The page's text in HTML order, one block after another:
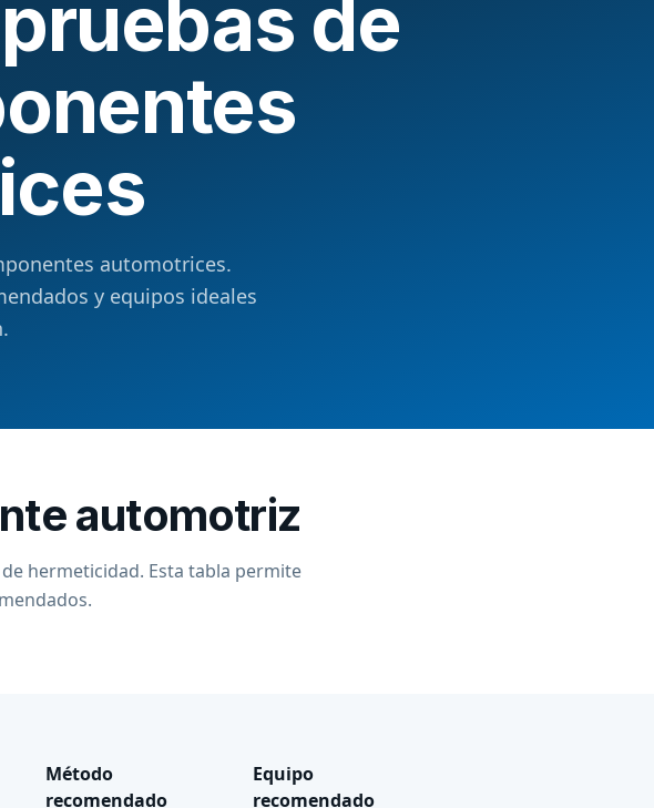
de
automotrices.
y equipos ideales
automotriz
hermeticidad. Esta tabla permite
Método
recomendado
Equipo
recomendado